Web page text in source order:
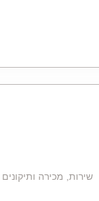
שירות, מכירה ותיקונים